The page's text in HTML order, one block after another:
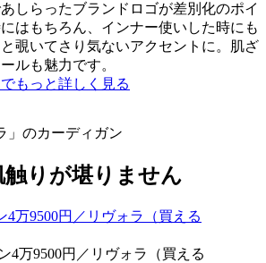
しらったブランドロゴが差別化のポイ
はもちろん、インナー使いした時にも
と覗いてさり気ないアクセントに。肌ざ
ルも魅力です。
もっと詳しく見る
」のカーディガン
りが堪りません
4万9500円／リヴォラ（買える